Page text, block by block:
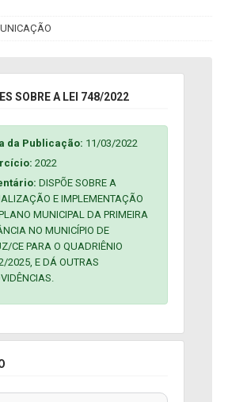
SOBRE A LEI 748/2022
da Publicação: 11/03/2022
2022
DISPÕE SOBRE A
E IMPLEMENTAÇÃO
MUNICIPAL DA PRIMEIRA
NO MUNICÍPIO DE
CE PARA O QUADRIÊNIO
2025, E DÁ OUTRAS